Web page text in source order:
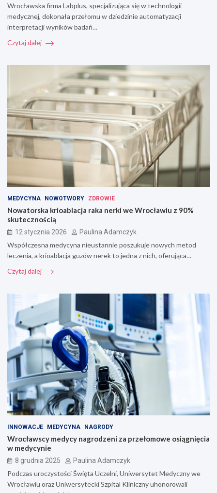
Wrocławska firma Labplus, specjalizująca się w technologii
medycznej, dokonała przełomu w dziedzinie automatyzacji
interpretacji wyników badań…
Czytaj dalej
MEDYCYNA NOWOTWORY ZDROWIE
Nowatorska krioablacja raka nerki we Wrocławiu z 90%
skutecznością
12 stycznia 2026 Paulina Adamczyk
Współczesna medycyna nieustannie poszukuje nowych metod
leczenia, a krioablacja guzów nerek to jedna z nich, oferująca…
Czytaj dalej
INNOWACJE MEDYCYNA NAGRODY
Wrocławscy medycy nagrodzeni za przełomowe osiągnięcia
w medycynie
8 grudnia 2025 Paulina Adamczyk
Podczas uroczystości Święta Uczelni, Uniwersytet Medyczny we
Wrocławiu oraz Uniwersytecki Szpital Kliniczny uhonorowali